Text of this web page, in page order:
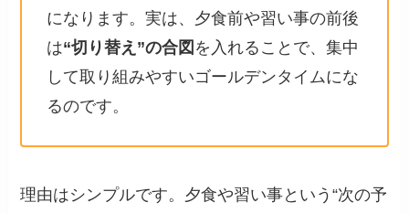
になります。実は、夕食前や習い事の前後
は“切り替え”の合図 を入れることで、集中
して取り組みやすいゴールデンタイムにな
るのです。
理由はシンプルです。夕食や習い事という“次の予